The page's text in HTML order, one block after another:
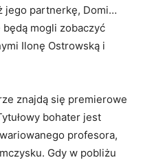
jego partnerkę, Domi…
mogli zobaczyć
Ilonę Ostrowską i
znajdą się premierowe
bohater jest
profesora,
Gdy w pobliżu